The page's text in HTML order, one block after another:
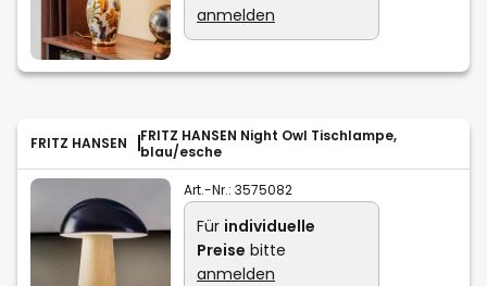
anmelden
FRITZ HANSEN
FRITZ HANSEN Night Owl Tischlampe,
blau/esche
Art.-Nr.: 3575082
Für individuelle
Preise bitte
anmelden